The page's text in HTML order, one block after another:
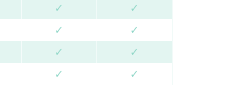
✓
✓
✓
✓
✓
✓
✓ ✓